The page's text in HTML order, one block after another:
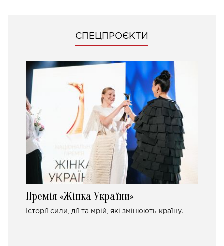
СПЕЦПРОЄКТИ
Премія «Жінка України»
Історії сили, дії та мрій, які змінюють країну.